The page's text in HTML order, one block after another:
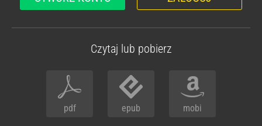
Czytaj lub pobierz
pdf epub mobi